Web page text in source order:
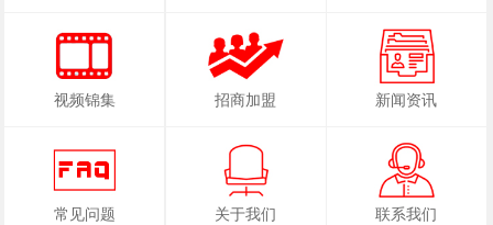
视频锦集 招商加盟 新闻资讯
常见问题 关于我们 联系我们